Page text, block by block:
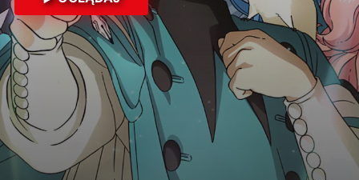
Wszystko się zmienia, kiedy do wioski przybywa
czarodziej. Dziewczyna podpatruje rytuał
rzucania zaklęcia i postanawia go powtórzyć.
Jednak nie zdaje sobie sprawy, jak tragiczne
skutki może przynieść nieumiejętne korzystanie z
magii…
Jedną z ostatnich zamieszkałych przez ludzi oaz
jest królestwo zwane Doliną Wiatru. Wieje tam
„wiatr bogów”, odpędzający trujące opary.
Następczyni tronu, księżniczka Nausicaä, razem
z mistrzem Yupą próbują zrozumieć mechanizmy
rządzące przyrodą i znaleźć sposób, który
zapewni ludziom bezpieczeństwo. Delikatna
równowaga zostaje zachwiana, gdy nieopodal
rozbija się samolot przewożący potężną broń.
Sąsiedzi Doliny Wiatru planują użyć jej, by
zniszczyć owady i dżunglę, nieświadomi, że
▶ OGLĄDAJ